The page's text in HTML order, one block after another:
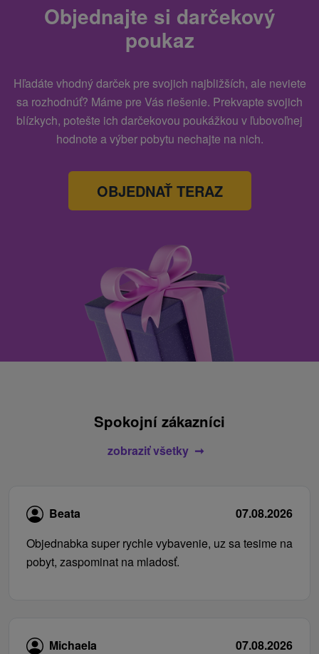
Objednajte si darčekový
poukaz
Hľadáte vhodný darček pre svojich najbližších, ale neviete
sa rozhodnúť? Máme pre Vás riešenie. Prekvapte svojich
blízkych, potešte ich darčekovou poukážkou v ľubovoľnej
hodnote a výber pobytu nechajte na nich.
OBJEDNAŤ TERAZ
Spokojní zákazníci
zobraziť všetky
Beata
07.08.2026
Objednabka super rychle vybavenie, uz sa tesime na
pobyt, zaspominat na mladosť.
Michaela
07.08.2026